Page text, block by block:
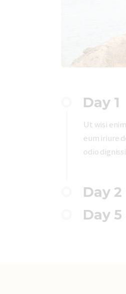
Day 1
Ut wisi
eum iriure
odio
Day 2
Day 5